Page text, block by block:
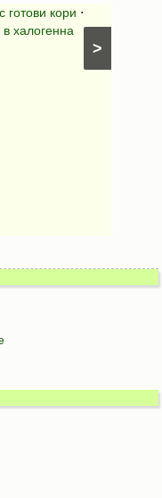
>
готови кори ⋅
халогенна